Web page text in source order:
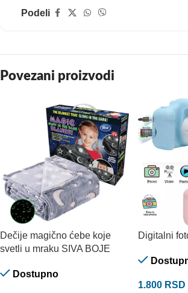
Podeli
Povezani proizvodi
Dečije magično ćebe koje
svetli u mraku SIVA BOJE
Dostupno
Digitalni
1.800 RSD